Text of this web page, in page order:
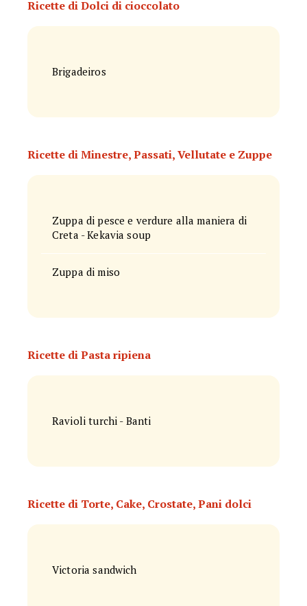
Ricette di Dolci di cioccolato
Brigadeiros
Ricette di Minestre, Passati, Vellutate e Zuppe
Zuppa di pesce e verdure alla maniera di
Creta - Kekavia soup
Zuppa di miso
Ricette di Pasta ripiena
Ravioli turchi - Banti
Ricette di Torte, Cake, Crostate, Pani dolci
Victoria sandwich